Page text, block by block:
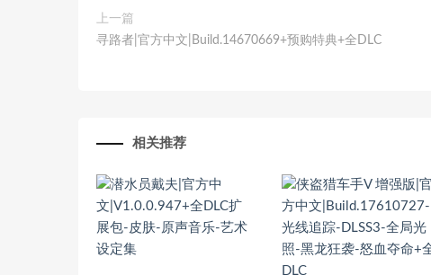
上一篇
寻路者|官方中文|Build.14670669+预购特典+全DLC
相关推荐